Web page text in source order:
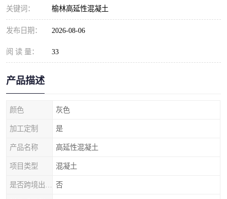
关键词： 榆林高延性混凝土
发布日期： 2026-08-06
阅 读 量： 33
产品描述
颜色 灰色
加工定制 是
产品名称 高延性混凝土
项目类型 混凝土
否